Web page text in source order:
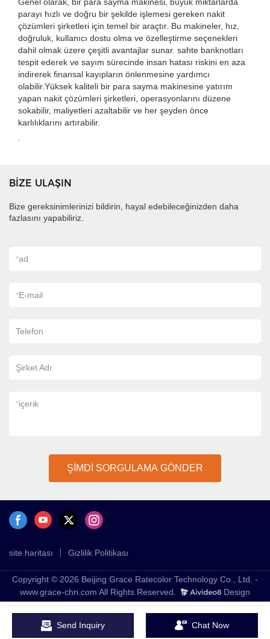
parayı hızlı ve doğru bir şekilde işlemesi gereken nakit
çözümleri şirketleri için temel bir araçtır. Bu makineler, hız,
doğruluk, kullanıcı dostu olma ve özelleştirme seçenekleri
dahil olmak üzere çeşitli avantajlar sunar. sahte banknotları
tespit ederek ve sayım sürecinde insan hatası riskini en aza
indirerek finansal kayıpların önlenmesine yardımcı
olabilir.Yüksek kaliteli bir para sayma makinesine yatırım
yapan nakit çözümleri şirketleri, operasyonlarını düzene
sokabilir, maliyetleri azaltabilir ve her şeyden önce
karlılıklarını artırabilir.
BİZE ULAŞIN
Bize gereksinimlerinizi bildirin, hayal edebileceğinizden daha
fazlasını yapabiliriz.
*ad
*E-mail
Telefon
Şirket Adı
*içerik
ŞİMDİ SORGULAMA GÖNDER
site haritası Gizlilik Politikası
Copyright © 2026 Beijing Grace Ratecolor Technology Co., Ltd. -
www.grace-chn.com All Rights Reserved.
Design
Send Inquiry Chat Now